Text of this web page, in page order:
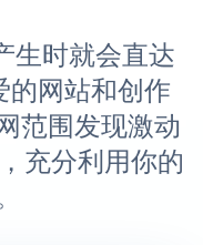
生时就会直达
的网站和创作
范围发现激动
充分利用你的